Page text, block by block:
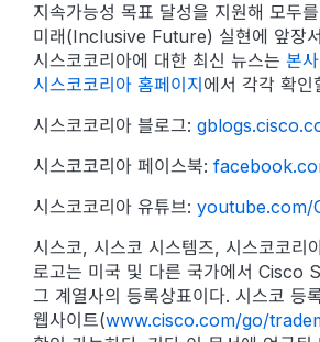
지속가능성 목표 달성을 지원해 모두
미래(Inclusive Future) 실현에 앞장
시스코코리아에 대한 최신 뉴스는 본
시스코코리아 홈페이지 에서 각각 확인
시스코코리아 블로그:
시스코코리아 페이스북:
시스코코리아 유튜브: youtube.com/
시스코, 시스코 시스템즈, 시스코코리
로고는 미국 및 다른 국가에서 Cisco
그 계열사의 등록상표이다. 시스코 등
웹사이트(www.cisco.com/go/